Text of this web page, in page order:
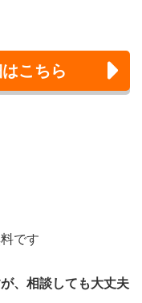
こちら
です
、相談しても大丈夫